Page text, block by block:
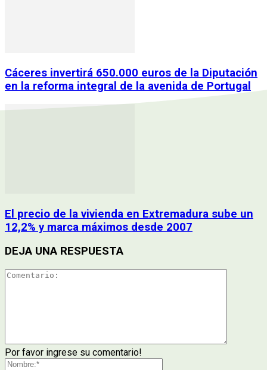
Cáceres invertirá 650.000 euros de la Diputación
en la reforma integral de la avenida de Portugal
El precio de la vivienda en Extremadura sube un
12,2% y marca máximos desde 2007
DEJA UNA RESPUESTA
Por favor ingrese su comentario!